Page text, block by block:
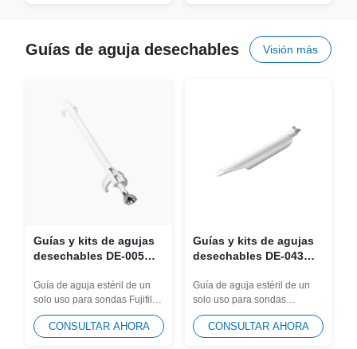
Guías de aguja desechables Visión más
Guías y kits de agujas
desechables DE-005
UST-981-5, UST-9112,
sonda C41B
Guía de aguja estéril de un
solo uso para sondas Fujifilm
UST-984-5, UST-981-5, UST-
9112, C41B....
CONSULTAR AHORA
Guías y kits de agujas
desechables DE-043
EV2-10A, EV2-12
Guía de aguja estéril de un
solo uso para sondas
Samsung EV2-10A, EV2-12.
Diseñado para eliminar...
CONSULTAR AHORA